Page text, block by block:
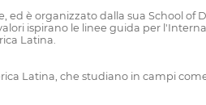
ed è organizzato dalla sua School
ispirano le linee guida per
Latina.
Latina, che studiano in campi